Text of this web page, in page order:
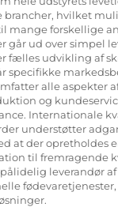
brancher, hvilket
mange forskellige
går ud over simpel
fælles udvikling af
specifikke
alle aspekter
og
Internationale
understøtter
at der opretholdes
til fremragende
leverandør